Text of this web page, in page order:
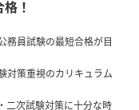
大卒/1年コース）／国家
ース）／【教養+専門
ム（フル・ライト）（大
員カリキュラム（フ
！
務員試験の最短合格が目
対策重視のカリキュラム
二次試験対策に十分な時